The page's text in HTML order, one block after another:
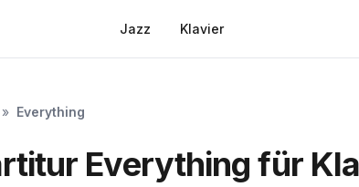
Jazz Klavier
» Everything
Everything für